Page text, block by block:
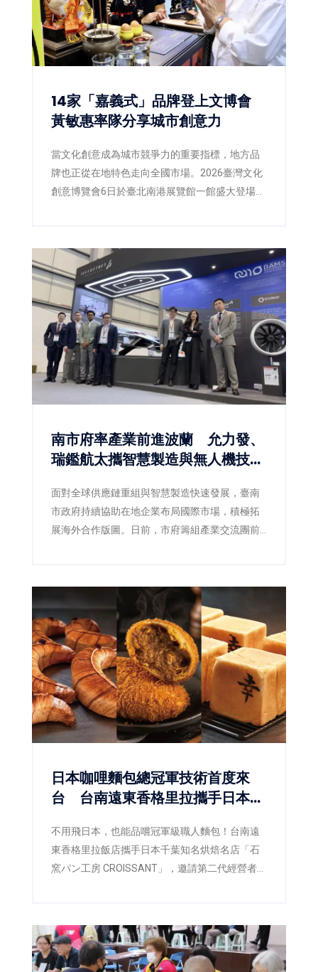
14家「嘉義式」品牌登上文博會
黃敏惠率隊分享城市創意力
當文化創意成為城市競爭力的重要指標，地方品
牌也正從在地特色走向全國市場。2026臺灣文化
創意博覽會6日於臺北南港展覽館一館盛大登場，
展，透過「好生活、好關係、好風格」三大主
軸，將嘉義的生活哲學、人文底蘊與創意設計完
整呈現，向全國分享屬於嘉義的城市文化，也展
現地方品牌邁向文化經濟的新實力。
南市府率產業前進波蘭 允力發、
瑞鑑航太攜智慧製造與無人機技術
面對全球供應鏈重組與智慧製造快速發展，臺南
市政府持續協助在地企業布局國際市場，積極拓
展海外合作版圖。日前，市府籌組產業交流團前
區、企業及產業聚落，掌握歐洲市場最新發展趨
勢，並促成技術交流與商業合作。其中，深耕精
密製造的允力發股份有限公司，以及專注智慧飛
行技術的瑞鑑航太科技股份有限公司，憑藉各自
核心技術優勢，成功展現臺南產業創新能量，也
為未來進軍歐洲市場奠定重要基礎。
日本咖哩麵包總冠軍技術首度來
台 台南遠東香格里拉攜手日本名
不用飛日本，也能品嚐冠軍級職人麵包！台南遠
東香格里拉飯店攜手日本千葉知名烘焙名店「石
窯パン工房 CROISSANT」，邀請第二代經營者暨
賽總冠軍的製作工藝首次完整導入台灣。即日起
至9月30日於飯店一樓「品香坊」推出17款職人
麵包，不僅帶來享譽日本的最高金賞咖哩麵包，